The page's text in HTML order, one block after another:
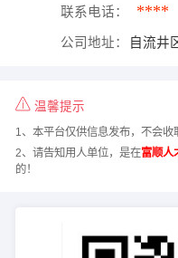
联系电话： ****
公司地址： 自流井
温馨提示
1、本平台仅供信息发布，不会收
2、请告知用人单位，是在富顺人
的！